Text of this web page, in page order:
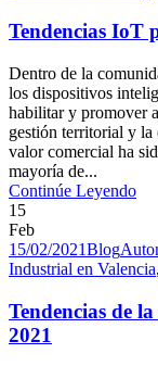
Tendencias IoT
Dentro de la
los dispositivos
habilitar y promover
gestión territorial y la
valor comercial ha
mayoría de...
Continúe Leyendo
15
Feb
15/02/2021Blog
Industrial en Valencia,
Tendencias de
2021